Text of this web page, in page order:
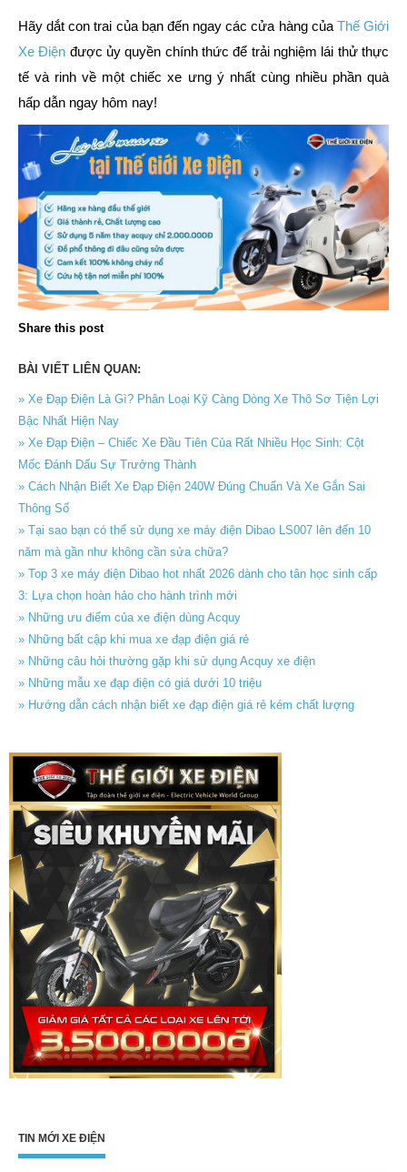
Hãy dắt con trai của bạn đến ngay các cửa hàng của Thế Giới
Xe Điện được ủy quyền chính thức để trải nghiệm lái thử thực
tế và rinh về một chiếc xe ưng ý nhất cùng nhiều phần quà
hấp dẫn ngay hôm nay!
Share this post
BÀI VIẾT LIÊN QUAN:
» Xe Đạp Điện Là Gì? Phân Loại Kỹ Càng Dòng Xe Thô Sơ Tiện Lợi
Bậc Nhất Hiện Nay
» Xe Đạp Điện – Chiếc Xe Đầu Tiên Của Rất Nhiều Học Sinh: Cột
Mốc Đánh Dấu Sự Trưởng Thành
» Cách Nhận Biết Xe Đạp Điện 240W Đúng Chuẩn Và Xe Gắn Sai
Thông Số
» Tại sao bạn có thể sử dụng xe máy điện Dibao LS007 lên đến 10
năm mà gần như không cần sửa chữa?
» Top 3 xe máy điện Dibao hot nhất 2026 dành cho tân học sinh cấp
3: Lựa chọn hoàn hảo cho hành trình mới
» Những ưu điểm của xe điện dùng Acquy
» Những bất cập khi mua xe đạp điện giá rẻ
» Những câu hỏi thường gặp khi sử dụng Acquy xe điện
» Những mẫu xe đạp điện có giá dưới 10 triệu
» Hướng dẫn cách nhận biết xe đạp điện giá rẻ kém chất lượng
TIN MỚI XE ĐIỆN